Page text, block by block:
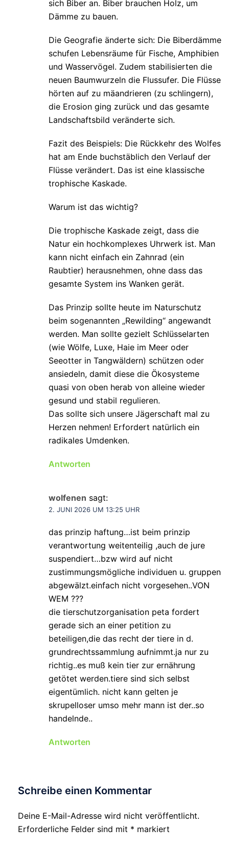
sich Biber an. Biber brauchen Holz, um
Dämme zu bauen.
Die Geografie änderte sich: Die Biberdämme
schufen Lebensräume für Fische, Amphibien
und Wasservögel. Zudem stabilisierten die
neuen Baumwurzeln die Flussufer. Die Flüsse
hörten auf zu mäandrieren (zu schlingern),
die Erosion ging zurück und das gesamte
Landschaftsbild veränderte sich.
Fazit des Beispiels: Die Rückkehr des Wolfes
hat am Ende buchstäblich den Verlauf der
Flüsse verändert. Das ist eine klassische
trophische Kaskade.
Warum ist das wichtig?
Die trophische Kaskade zeigt, dass die
Natur ein hochkomplexes Uhrwerk ist. Man
kann nicht einfach ein Zahnrad (ein
Raubtier) herausnehmen, ohne dass das
gesamte System ins Wanken gerät.
Das Prinzip sollte heute im Naturschutz
beim sogenannten „Rewilding“ angewandt
werden. Man sollte gezielt Schlüsselarten
(wie Wölfe, Luxe, Haie im Meer oder
Seeotter in Tangwäldern) schützen oder
ansiedeln, damit diese die Ökosysteme
quasi von oben herab von alleine wieder
gesund und stabil regulieren.
Das sollte sich unsere Jägerschaft mal zu
Herzen nehmen! Erfordert natürlich ein
radikales Umdenken.
Antworten
wolfenen sagt:
2. JUNI 2026 UM 13:25 UHR
das prinzip haftung…ist beim prinzip
verantwortung weitenteilig ,auch de jure
suspendiert…bzw wird auf nicht
zustimmungsmögliche individuen u. gruppen
abgewälzt.einfach nicht vorgesehen..VON
WEM ???
die tierschutzorganisation peta fordert
gerade sich an einer petition zu
beteiligen,die das recht der tiere in d.
grundrechtssammlung aufnimmt.ja nur zu
richtig..es muß kein tier zur ernährung
getötet werden.tiere sind sich selbst
eigentümlich. nicht kann gelten je
skrupelloser umso mehr mann ist der..so
handelnde..
Antworten
Schreibe einen Kommentar
Deine E-Mail-Adresse wird nicht veröffentlicht.
Erforderliche Felder sind mit * markiert